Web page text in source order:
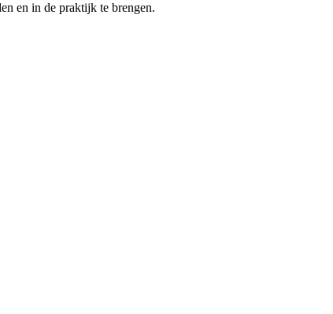
en in de praktijk te brengen.